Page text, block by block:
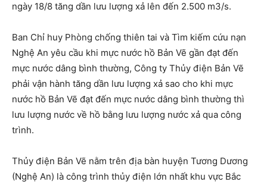
ngày 18/8 tăng dần lưu lượng xả lên đến 2.500 m3/s.
Ban Chỉ huy Phòng chống thiên tai và Tìm kiếm cứu nạn
Nghệ An yêu cầu khi mực nước hồ Bản Vẽ gần đạt đến
mực nước dâng bình thường, Công ty Thủy điện Bản Vẽ
phải vận hành tăng dần lưu lượng xả sao cho khi mực
nước hồ Bản Vẽ đạt đến mực nước dâng bình thường thì
lưu lượng nước về hồ bằng lưu lượng nước xả qua công
trình.
Thủy điện Bản Vẽ nằm trên địa bàn huyện Tương Dương
(Nghệ An) là công trình thủy điện lớn nhất khu vực Bắc